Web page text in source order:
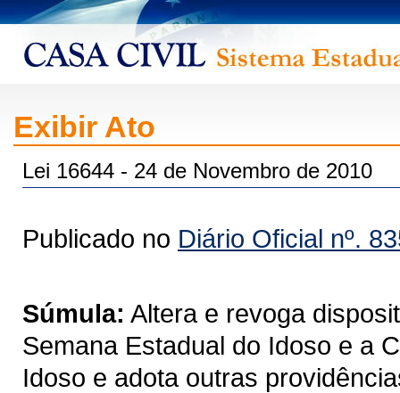
Exibir Ato
Lei 16644 - 24 de Novembro de 2010
Publicado no Diário Oficial nº.
Súmula: Altera e revoga
Semana Estadual do Idoso e a
Idoso e adota outras